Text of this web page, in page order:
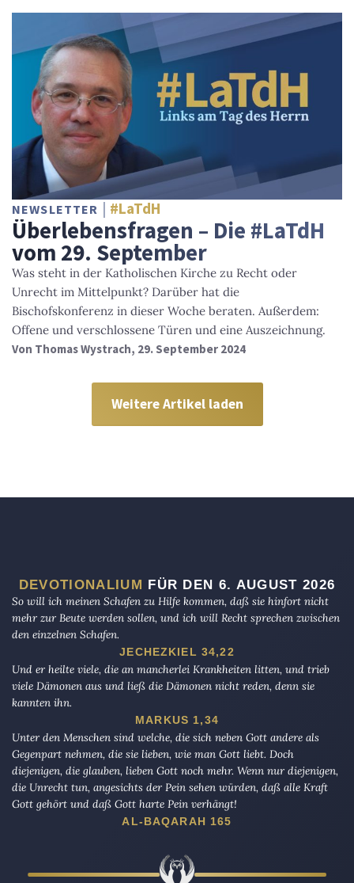
NEWSLETTER #LaTdH
Überlebensfragen – Die #LaTdH
vom 29. September
Was steht in der Katholischen Kirche zu Recht oder
Unrecht im Mittelpunkt? Darüber hat die
Bischofskonferenz in dieser Woche beraten. Außerdem:
Offene und verschlossene Türen und eine Auszeichnung.
Von Thomas Wystrach, 29. September 2024
Weitere Artikel laden
DEVOTIONALIUM
FÜR DEN 6. AUGUST 2026
So will ich meinen Schafen zu Hilfe kommen, daß sie hinfort nicht
mehr zur Beute werden sollen, und ich will Recht sprechen zwischen
den einzelnen Schafen.
JECHEZKIEL 34,22
Und er heilte viele, die an mancherlei Krankheiten litten, und trieb
viele Dämonen aus und ließ die Dämonen nicht reden, denn sie
kannten ihn.
MARKUS 1,34
Unter den Menschen sind welche, die sich neben Gott andere als
Gegenpart nehmen, die sie lieben, wie man Gott liebt. Doch
diejenigen, die glauben, lieben Gott noch mehr. Wenn nur diejenigen,
die Unrecht tun, angesichts der Pein sehen würden, daß alle Kraft
Gott gehört und daß Gott harte Pein verhängt!
AL-BAQARAH 165